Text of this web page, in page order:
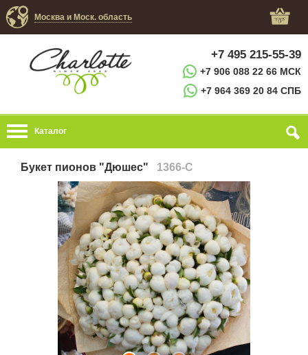
Москва и Моск. область
+7 495 215-55-39
+7 906 088 22 66 МСК
+7 964 369 20 84 СПБ
Каталог
Букет пионов "Дюшес" 1366-C